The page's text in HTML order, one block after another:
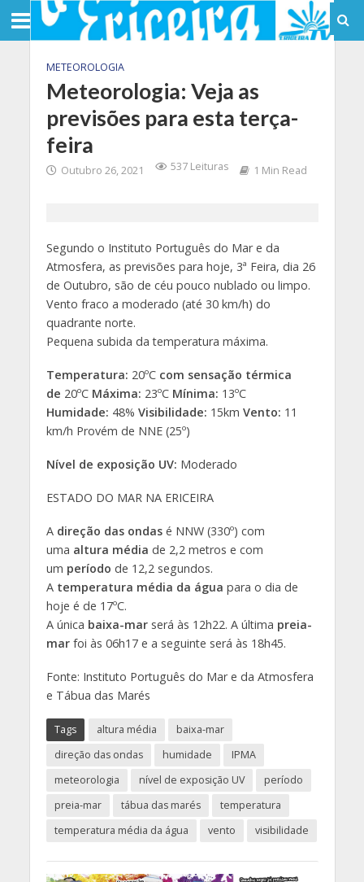
METEOROLOGIA
Meteorologia: Veja as
previsões para esta terça-
feira
Outubro 26, 2021 537 Leituras 1 Min Read
Segundo o Instituto Português do Mar e da
Atmosfera, as previsões para hoje, 3ª Feira, dia 26
de Outubro, são de céu pouco nublado ou limpo.
Vento fraco a moderado (até 30 km/h) do
quadrante norte.
Pequena subida da temperatura máxima.
Temperatura: 20ºC com sensação térmica
de 20ºCMáxima: 23ºC Mínima: 13ºC
Humidade: 48% Visibilidade: 15km Vento: 11
km/h Provém de NNE (25º)
Nível de exposição UV: Moderado
ESTADO DO MAR NA ERICEIRA
A direção das ondasé NNW (330º) com
uma altura média de 2,2 metros e com
um período de 12,2 segundos.
Atemperatura média da água para o dia de
hoje é de 17ºC.
A única baixa-marserá às 12h22. A última preia-
marfoi às 06h17 e a seguinte será às 18h45.
Fonte: Instituto Português do Mar e da Atmosfera
e Tábua das Marés
Tags altura média
baixa-mar
direção das ondas
humidade
IPMA
meteorologia
nível de exposição UV
período
preia-mar
tábua das marés
temperatura
temperatura média da água
vento visibilidade